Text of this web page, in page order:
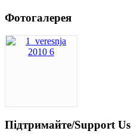
Фотогалерея
Підтримайте/Support Us